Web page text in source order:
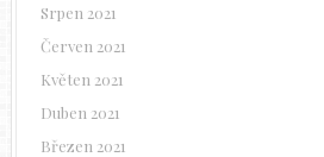
Srpen 2021
Červen 2021
Květen 2021
Duben 2021
Březen 2021